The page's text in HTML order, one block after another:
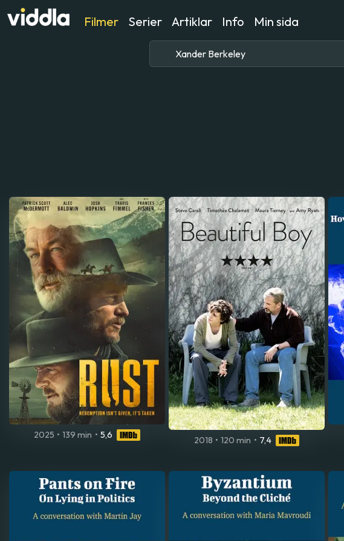
Filmer Serier Artiklar Info Min sida
2025 • 139 min • 5,6
2018 • 120 min • 7,4